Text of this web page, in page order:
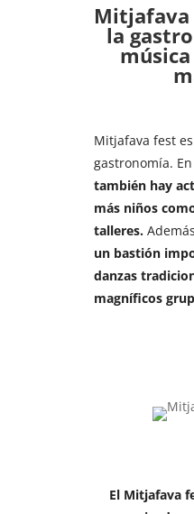
Mitjafava
la
Mitjafava fest
gastronomía.
también hay
más niños
talleres.
un bastión
danzas
magníficos
El Mitjafava